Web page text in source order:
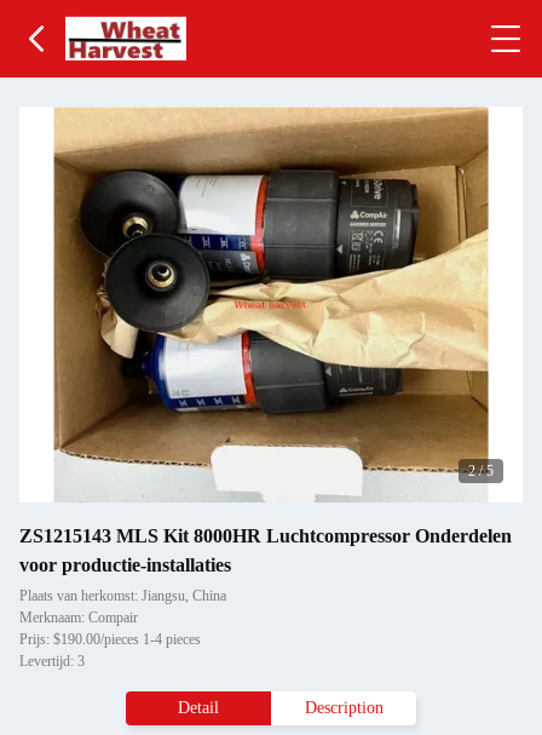
2/5
ZS1215143 MLS Kit 8000HR Luchtcompressor Onderdelen
voor productie-installaties
Plaats van herkomst: Jiangsu, China
Merknaam: Compair
Prijs: $190.00/pieces 1-4 pieces
Levertijd: 3
Detail Description